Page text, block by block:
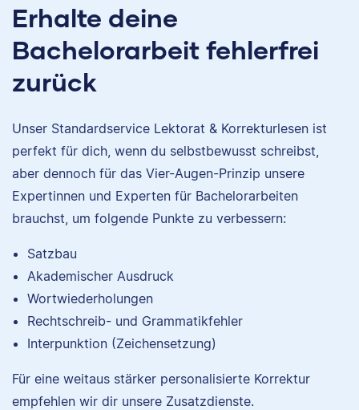
Erhalte deine
Bachelorarbeit fehlerfrei
zurück
Unser Standardservice Lektorat & Korrekturlesen ist
perfekt für dich, wenn du selbstbewusst schreibst,
aber dennoch für das Vier-Augen-Prinzip unsere
Expertinnen und Experten für Bachelorarbeiten
brauchst, um folgende Punkte zu verbessern:
Satzbau
Akademischer Ausdruck
Wortwiederholungen
Rechtschreib- und Grammatikfehler
Interpunktion (Zeichensetzung)
Für eine weitaus stärker personalisierte Korrektur
empfehlen wir dir unsere Zusatzdienste.
Nina
Nina hat Germanistik
und Musikerziehung
Senior-Korrektorin für
Scribbr und begeistert
sich für alles, was mit